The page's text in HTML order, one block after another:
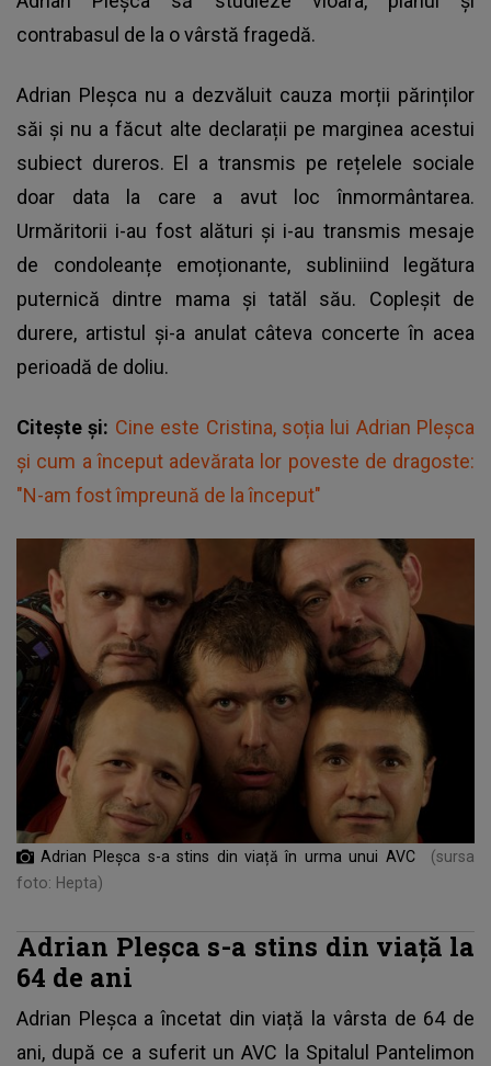
contrabasul de la o vârstă fragedă.
Adrian Pleșca nu a dezvăluit cauza morții părinților
săi și nu a făcut alte declarații pe marginea acestui
subiect dureros. El a transmis pe rețelele sociale
doar data la care a avut loc înmormântarea.
Urmăritorii i-au fost alături și i-au transmis mesaje
de condoleanțe emoționante, subliniind legătura
puternică dintre mama și tatăl său. Copleșit de
durere, artistul și-a anulat câteva concerte în acea
perioadă de doliu.
Citește și: Cine este Cristina, soția lui Adrian Pleșca
și cum a început adevărata lor poveste de dragoste:
"N-am fost împreună de la început"
Adrian Pleșca s-a stins din viață în urma unui AVC
(sursa
foto: Hepta)
Adrian Pleșca s-a stins din viață la
64 de ani
Adrian Pleșca a încetat din viață la vârsta de 64 de
ani, după ce a suferit un AVC la Spitalul Pantelimon